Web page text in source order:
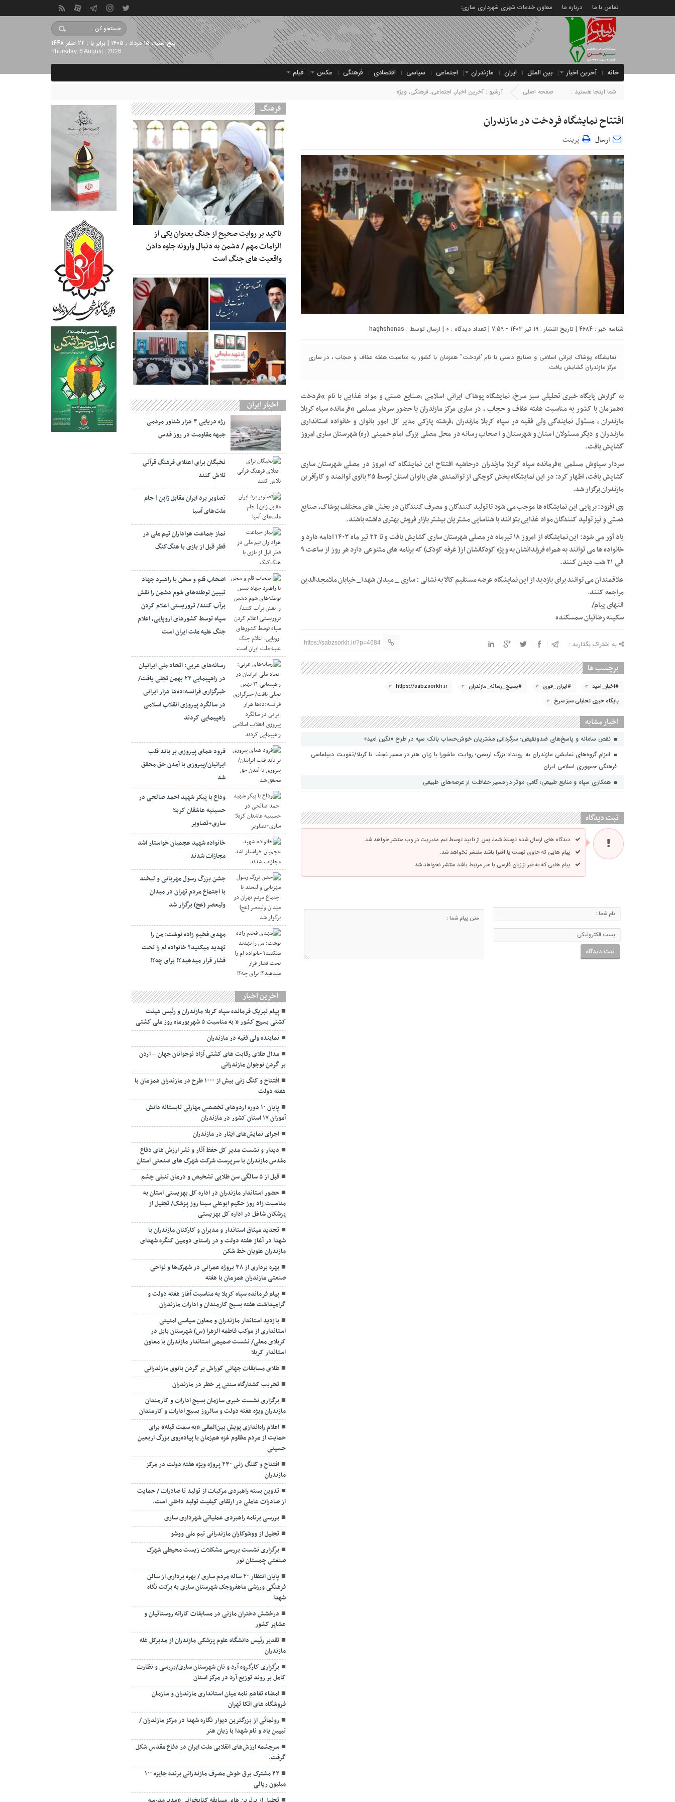
تماس با ما درباره ما معاون خدمات شهری شهرداری ساری:
پنج شنبه, ۱۵ مرداد , ۱۴۰۵ | برابر با : 22 صفر 1448
Thursday, 6 August , 2026
خانه آخرین اخبار بین الملل ایران مازندران اجتماعی سیاسی اقتصادی فرهنگی عکس فیلم
شما اینجا هستید : صفحه اصلی آرشیو : آخرین اخبار, اجتماعی, فرهنگی, ویژه
افتتاح نمایشگاه فردخت در مازندران
ارسال پرینت
شناسه خبر : 4684 | تاریخ انتشار : 19 تیر 1403 - 7:59 | تعداد دیدگاه : 0 | ارسال توسط : haghshenas
نمایشگاه پوشاک ایرانی اسلامی و صنایع دستی با نام 'فردخت" همزمان با کشور به مناسبت هفته عفاف و حجاب ، در ساری
مرکز مازندران گشایش یافت.
به گزارش پایگاه خبری تحلیلی سبز سرخ، نمایشگاه پوشاک ایرانی اسلامی ،صنایع دستی و مواد غذایی با نام “فردخت
“همزمان با کشور به مناسبت هفته عفاف و حجاب ، در ساری مرکز مازندران با حضور سردار مسلمی “فرمانده سپاه کربلا
مازندران ، مسئول نمايندگی ولی فقيه در سپاه کربلا مازندران ،فرشته پازکی مدیر کل امور بانوان و خانواده استانداری
مازندران و دیگر مسئولان استان و شهرستان و اصحاب رسانه در محل مصلی بزرگ امام خمینی (ره) شهرستان ساری امروز
گشایش یافت.
سردار سیاوش مسلمی “فرمانده سپاه کربلا مازندران درحاشیه افتتاح این نمایشگاه که امروز در مصلی شهرستان ساری
گشایش یافت، اظهار کرد: در این نمایشگاه بخش کوچکی از توانمندی های بانوان استان توسط ۲۵ بانوی توانمند و کارآفرین
مازندران برگزار شد.
وی افزود: برپایی این نمایشگاه ها موجب می شود تا تولید کنندگان و مصرف کنندگان در بخش های مختلف پوشاک، صنایع
دستی و نیز تولید کنندگان مواد غذایی بتوانند با شناسایی مشتریان بیشتر بازار فروش بهتری داشته باشند.
یاد آور می شود: این نمایشگاه از امروز ۱۸ تیرماه در مصلی شهرستان ساری گشایش یافت و تا ۲۲ تیر ماه ۱۴۰۳ ادامه دارد و
خانواده ها می توانند به همراه فرزندانشان به ویژه کودکانشان از( غرفه کودک) که برنامه های متنوعی دارد هر روز از ساعت ۹
الی ۲۱ شب دیدن کنند.
علاقمندان می توانند برای بازدید از این نمایشگاه عرضه مستقیم کالا به نشانی : ساری _ میدان شهدا_ خیابان ملامجدالدین
مراجعه کنند.
انتهای پیام/
سکینه رضائیان سمسکنده
به اشتراک بگذارید : https://sabzsorkh.ir/?p=4684
برچسب ها
#اخبار_امید #ایران_قوی #بسیج_رسانه_مازندران
https://sabzsorkh.ir
پایگاه خبری تحلیلی سبز سرخ
اخبار مشابه
نقص سامانه و پاسخ‌های ضدونقیض؛ سرگردانی مشتریان خوش‌حساب بانک سپه در طرح «نگین امید»
اعزام گروه‌های نمایشی مازندران به رویداد بزرگ اربعین؛ روایت عاشورا با زبان هنر در مسیر نجف تا کربلا/تقویت دیپلماسی
فرهنگی جمهوری اسلامی ایران
همکاری سپاه و منابع طبیعی؛ گامی موثر در مسیر حفاظت از عرصه‌های طبیعی
ثبت دیدگاه
دیدگاه های ارسال شده توسط شما، پس از تایید توسط تیم مدیریت در وب منتشر خواهد شد.
پیام هایی که حاوی تهمت یا افترا باشد منتشر نخواهد شد.
پیام هایی که به غیر از زبان فارسی یا غیر مرتبط باشد منتشر نخواهد شد.
فرهنگ
تاکید بر روایت صحیح از جنگ بعنوان یکی از
الزامات مهم / دشمن به دنبال وارونه جلوه دادن
واقعیت های جنگ است
اخبار ایران
رژه دریایی ۳ هزار شناور مردمی
جبهه مقاومت در روز قدس
نخبگان برای اعتلای فرهنگ قرآنی
تلاش کنند
تصاویر برد ایران مقابل ژاپن| جام
ملت‌های آسیا
نماز جماعت هواداران تیم ملی در
قطر قبل از بازی با هنگ‌کنگ
اصحاب قلم و سخن با راهبرد جهاد
تبیین توطئه‌های شوم دشمن را نقش
برآب کنند/ تروریستی اعلام کردن
سپاه توسط کشورهای اروپایی، اعلام
جنگ علیه ملت ایران است
رسانه‌های عربی: اتحاد ملی ایرانیان
در راهپیمایی ۲۲ بهمن تجلی یافت/
خبرگزاری فرانسه:ده‌ها هزار ایرانی
در سالگرد پیروزی انقلاب اسلامی
راهپیمایی کردند
فرود همای پیروزی بر باند قلب
ایرانیان/پیروزی با آمدن حق محقق
شد
وداع با پیکر شهید احمد صالحی‌ در
حسینیه عاشقان کربلا
ساری+تصاویر
خانواده شهید عجمیان خواستار اشد
مجازات شدند
جشن بزرگ رسول مهربانی و لبخند
با اجتماع مردم تهران در میدان
ولیعصر (عج) برگزار شد
مهدی فخیم زاده نوشت: من را
تهدید میکنید؟ خانواده ام را‌ تحت
فشار قرار میدهید؟! برای چه؟!
اخرین اخبار
پیام تبریک فرمانده سپاه کربلا مازندران و رئیس هیئت
کشتی بسیج کشور ” به مناسبت ۵ شهریورماه روز ملی کشتی
نماينده ولی فقیه در مازندران
مدال طلای رقابت های کشتی آزاد نوجوانان جهان – اردن
بر گردن نوجوان مازندرانی
افتتاح و کنگ زنی بیش از ۱۰۰۰ طرح در مازندران همزمان با
هفته دولت
پایان ۱۰ دوره اردوهای تخصصی مهارتی تابستانه دانش
آموزان ۱۷ استان کشور در مازندران
اجرای نمایش‌های ایثار در مازندران
دیدار و نشست مدیر کل حفظ آثار و نشر ارزش های دفاع
مقدس مازندران با سرپرست شرکت شهرک های صنعتی استان
قبل از ۵ سالگی سن طلایی تشخیص و درمان تنبلی چشم
حضور استاندار مازندران در اداره کل بهزیستی استان به
مناسبت زاد روز حکیم ابوعلی سینا روز پزشک/ تجلیل از
پزشکان شاغل در اداره کل بهزیستی
تجدید میثاق استاندار و مدیران و کارکنان مازندران با
شهدا در آغاز هفته دولت و در راستای دومین کنگره شهدای
مازندران علویان خط شکن
بهره برداری از ۳۸ بروژه عمرانی در شهرک‌ها و نواحی
صنعتی مازندران همزمان با هفته
پیام فرمانده سپاه کربلا به مناسبت آغاز هفته دولت و
گرامیداشت هفته بسیج کارمندان و ادارات مازندران
بازدید استاندار مازندران و معاون سیاسی امنیتی
استانداری از موکب فاطمه الزهرا (س) شهرستان بابل در
کربلای معلی/ نشست صمیمی استاندار مازندران با معاون
استاندار کربلا
طلای مسابقات جهانی کوراش بر گردن بانوی مازندرانی
تخربب کشتارگاه سنتی پر خطر در مازندران
برگزاری نشست خبری سازمان بسیج ادارات و کارمندان
مازندران ویژه هفته دولت و سالروز بسیج ادارات و کارمندان
اعلام راه‌اندازی پویش بین‌المللی «به سمت قبله» برای
حمایت از مردم مظلوم غزه هم‌زمان با پیاده‌روی بزرگ اربعین
حسینی
افتتاح و کلنگ زنی ۲۳۰ پروژه ویژه هفته دولت در مرکز
مازندران
تدوین بسته راهبردی مرکبات از تولید تا صادرات / حمایت
از صادرات عاملی در ارتقای کیفیت تولید داخلی است.
بررسی برنامه راهبردی عملیاتی شهرداری ساری
تجلیل از ووشوکاران مازندرانی تیم ملی ووشو
برگزاری نشست بررسی مشکلات زیست محیطی شهرک
صنعتی چمستان نور
پایان انتظار ۲۰ ساله مردم ساری / بهره برداری از سالن
فرهنگی ورزشی ماهفروجک شهرستان ساری به برکت نگاه
شهدا
درخشش دختران مازنی در مسابقات کاراته روستائیان و
عشایر کشور
تقدیر رئیس دانشگاه علوم پزشکی مازندران از مدیرکل غله
مازندران
برگزاری کارگروه آرد و نان شهرستان ساری/بررسی و نظارت
کامل بر روند توزیع آرد در مرکز استان
امضاء تفاهم نامه میان استانداری مازندران و سازمان
فروشگاه های اتکا تهران
رونمائی از بزرگترین دیوار نگاره شهدا در مرکز مازندران /
تبیین یاد و نام شهدا با زبان هنر
سرچشمه ارزش‌های انقلابی ملت ایران در دفاع مقدس شکل
گرفت.
۴۲ مشترک برق خوش مصرف مازندرانی برنده جایزه ۱۰۰
میلیون ریالی